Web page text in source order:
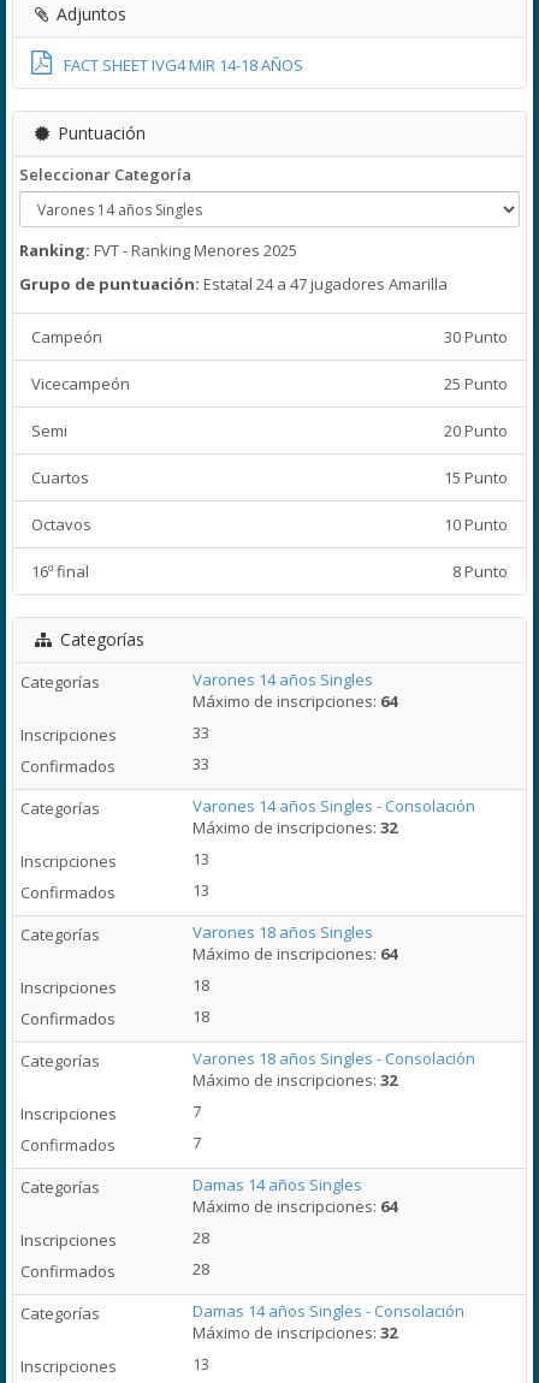
Adjuntos
FACT SHEET IVG4 MIR 14-18 AÑOS
Puntuación
Seleccionar Categoría
Ranking: FVT - Ranking Menores 2025
Grupo de puntuación: Estatal 24 a 47 jugadores Amarilla
Campeón 30 Punto
Vicecampeón 25 Punto
Semi 20 Punto
Cuartos 15 Punto
Octavos 10 Punto
16º final 8 Punto
Categorías
Varones 14 años Singles
Máximo de inscripciones: 64
33
33
Varones 14 años Singles - Consolación
Máximo de inscripciones:32
13
13
Varones 18 años Singles
Máximo de inscripciones: 64
18
18
Varones 18 años Singles - Consolación
Máximo de inscripciones:32
7
7
Damas 14 años Singles
Máximo de inscripciones: 64
28
28
Damas 14 años Singles - Consolación
Máximo de inscripciones:32
13